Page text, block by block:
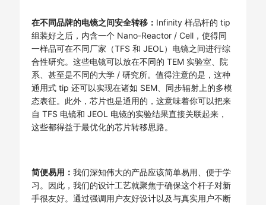
在不同品牌的电镜之间安全转移： Infinity 样品杆的 tip
组装好之后，内含一个 Nano-Reactor / Cell，使得同
一样品可在不同厂家（TFS 和 JEOL）电镜之间进行综
合性研究。这些电镜可以放在不同的 TEM 实验室、院
系、甚至是不同的大学 / 研究所。值得注意的是，这种
通用式 tip 还可以实现在诸如 SEM、同步辐射上的多模
态表征。此外，芯片也是通用的，这意味着你可以把来
自 TFS 电镜和 JEOL 电镜的实验结果直接关联起来，
这些都得益于最优化的芯片转移思路。
简便易用： 我们深知伟大的产品应该简单易用、便于学
习。因此，我们的设计工艺就聚焦于确保这个杆子对新
手很友好。通过强调用户友好设计以及与真实用户不断